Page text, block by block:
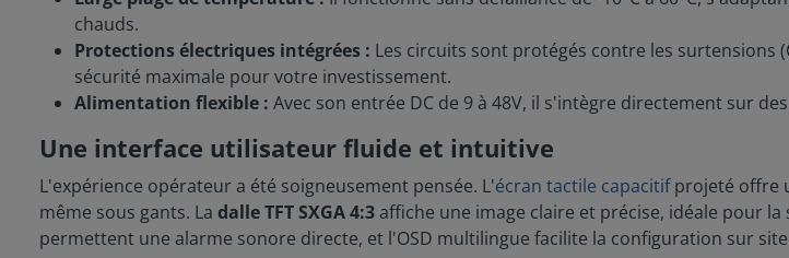
chauds.
Protections électriques intégrées : Les circuits sont protégés contre les surtensions
sécurité maximale pour votre investissement.
Alimentation flexible : Avec son entrée DC de 9 à 48V, il s'intègre directement sur
Une interface utilisateur fluide et intuitive
L'expérience opérateur a été soigneusement pensée. L'écran tactile capacitifprojeté offre
même sous gants. La dalle TFT SXGA 4:3affiche une image claire et précise, idéale pour
permettent une alarme sonore directe, et l'OSD multilingue facilite la configuration sur